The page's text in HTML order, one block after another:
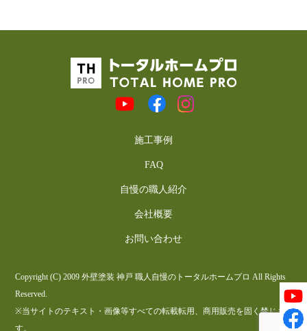
施工事例
FAQ
自慢の職人紹介
会社概要
お問い合わせ
Copyright (C) 2009 外壁塗装 神戸 職人自慢のトータルホームプロ All Rights
Reserved.
※当サイトのテキスト・画像等すべての転載転用、商用販売を固く禁じま
す。